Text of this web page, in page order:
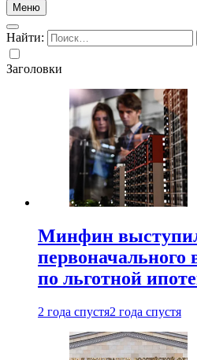
Меню
Найти:
Заголовки
Минфин
первоначального
по льготной
2 года спустя2 года спустя